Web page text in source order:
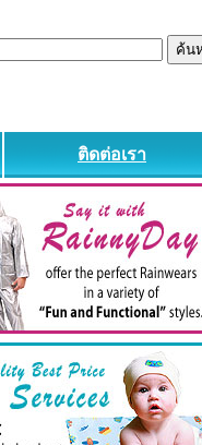
ติดต่อเรา